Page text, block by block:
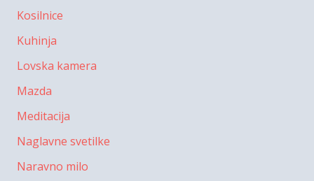
Kosilnice
Kuhinja
Lovska kamera
Mazda
Meditacija
Naglavne svetilke
Naravno milo